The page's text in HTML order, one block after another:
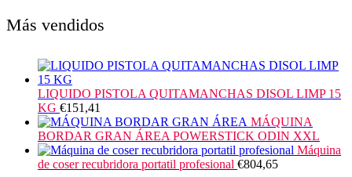
Más vendidos
LIQUIDO PISTOLA QUITAMANCHAS DISOL LIMP 15
KG €151,41
MÁQUINA
BORDAR GRAN ÁREA POWERSTICK ODIN XXL
Máquina
de coser recubridora portatil profesional €804,65